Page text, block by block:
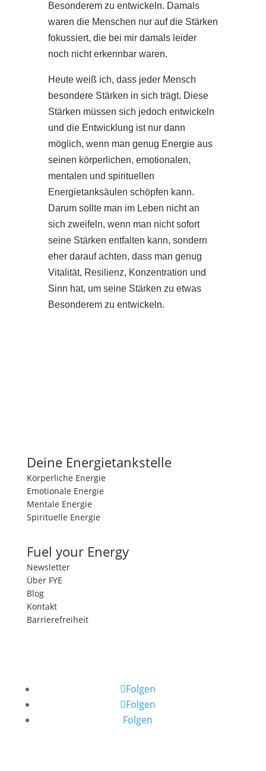
Besonderem zu entwickeln. Damals
waren die Menschen nur auf die Stärken
fokussiert, die bei mir damals leider
noch nicht erkennbar waren.
Heute weiß ich, dass jeder Mensch
besondere Stärken in sich trägt. Diese
Stärken müssen sich jedoch entwickeln
und die Entwicklung ist nur dann
möglich, wenn man genug Energie aus
seinen körperlichen, emotionalen,
mentalen und spirituellen
Energietanksäulen schöpfen kann.
Darum sollte man im Leben nicht an
sich zweifeln, wenn man nicht sofort
seine Stärken entfalten kann, sondern
eher darauf achten, dass man genug
Vitalität, Resilienz, Konzentration und
Sinn hat, um seine Stärken zu etwas
Besonderem zu entwickeln.
Deine Energietankstelle
Körperliche Energie
Emotionale Energie
Mentale Energie
Spirituelle Energie
Fuel your Energy
Newsletter
Über FYE
Blog
Kontakt
Barrierefreiheit
Folgen
Folgen
Folgen